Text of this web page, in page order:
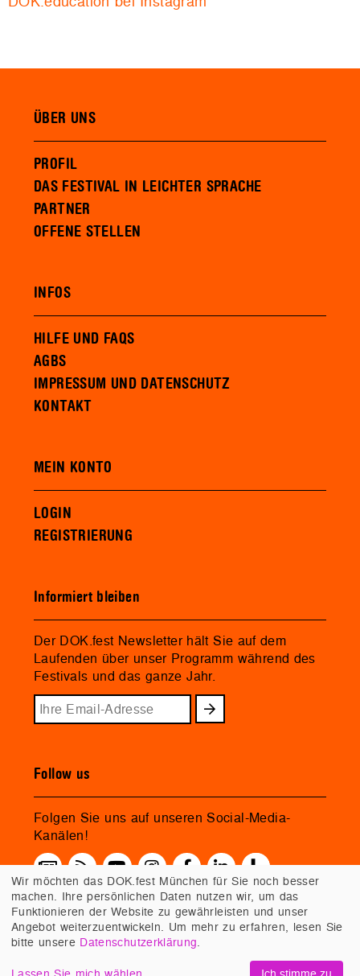
ÜBER UNS
PROFIL
DAS FESTIVAL IN LEICHTER SPRACHE
PARTNER
OFFENE STELLEN
INFOS
HILFE UND FAQS
AGBS
IMPRESSUM UND DATENSCHUTZ
KONTAKT
MEIN KONTO
LOGIN
REGISTRIERUNG
Informiert bleiben
Der DOK.fest Newsletter hält Sie auf dem
Laufenden über unser Programm während des
Festivals und das ganze Jahr.
Follow us
Folgen Sie uns auf unseren Social-Media-
Kanälen!
Wir möchten das DOK.fest München für Sie noch besser
machen. Ihre persönlichen Daten nutzen wir, um das
Funktionieren der Website zu gewährleisten und unser
Angebot weiterzuentwickeln. Um mehr zu erfahren, lesen Sie
bitte unsere Datenschutzerklärung.